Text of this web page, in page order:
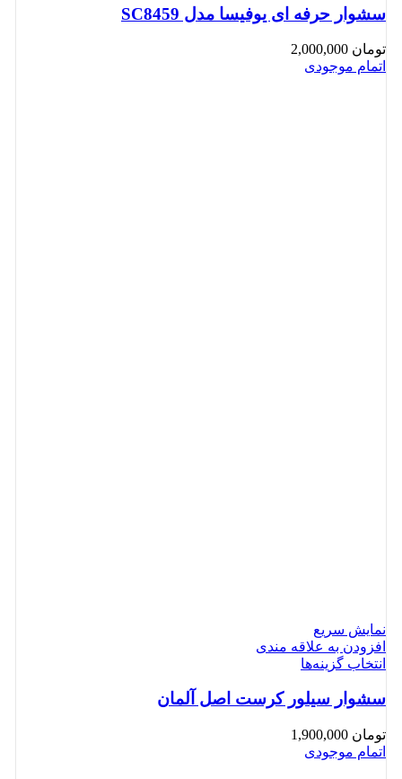
سشوار حرفه ای یوفیسا مدل SC8459
تومان
اتمام موجودی
نمایش سریع
افزودن به علاقه مندی
انتخاب گزینه‌ها
سشوار سیلور کرست اصل آلمان
تومان
اتمام موجودی